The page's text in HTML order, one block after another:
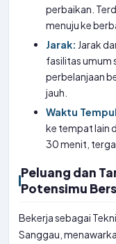
perbaikan.
menuju ke
Jarak: Jarak
fasilitas umum
perbelanjaan
jauh.
Waktu
ke tempat lain
30 menit,
Peluang dan
Potensimu
Bekerja sebagai
Sanggau,